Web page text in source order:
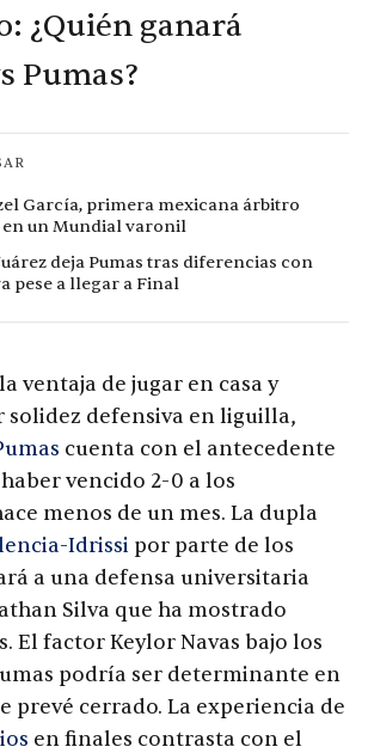
¿Quién ganará
Pumas?
García, primera mexicana árbitro
un Mundial varonil
deja Pumas tras diferencias con
pese a llegar a Final
ventaja de jugar en casa y
solidez defensiva en liguilla,
cuenta con el antecedente
vencido 2-0 a los
menos de un mes. La dupla
Idrissi por parte de los
a una defensa universitaria
Silva que ha mostrado
El factor Keylor Navas bajo los
podría ser determinante en
prevé cerrado. La experiencia de
en finales contrasta con el